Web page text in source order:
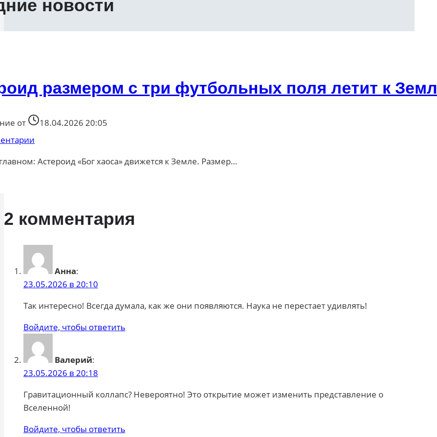
новости
размером с три футбольных поля летит к
от
18.04.2026 20:05
Астероид «Бог хаоса» движется к Земле. Размер…
2 комментария
Анна:
23.05.2026 в 20:10
Так интересно! Всегда думала, как же они появляются. Наука не перестает удивлять!
Войдите, чтобы ответить
Валерий:
23.05.2026 в 20:18
Гравитационный коллапс? Невероятно! Это открытие может изменить представление о
Вселенной!
Войдите, чтобы ответить